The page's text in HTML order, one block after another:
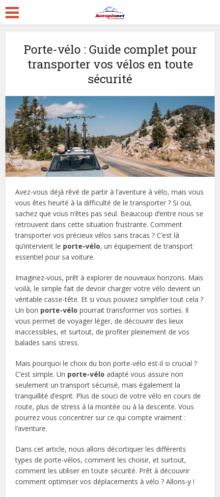
Porte-vélo : Guide complet pour
transporter vos vélos en toute
sécurité
Avez-vous déjà rêvé de partir à l’aventure à vélo, mais vous
vous êtes heurté à la difficulté de le transporter ? Si oui,
sachez que vous n’êtes pas seul. Beaucoup d’entre nous se
retrouvent dans cette situation frustrante. Comment
transporter vos précieux vélos sans tracas ? C’est là
qu’intervient le porte-vélo, un équipement de transport
essentiel pour sa voiture.
Imaginez-vous, prêt à explorer de nouveaux horizons. Mais
voilà, le simple fait de devoir charger votre vélo devient un
véritable casse-tête. Et si vous pouviez simplifier tout cela ?
Un bon porte-vélo pourrait transformer vos sorties. Il
vous permet de voyager léger, de découvrir des lieux
inaccessibles, et surtout, de profiter pleinement de vos
balades sans stress.
Mais pourquoi le choix du bon porte-vélo est-il si crucial ?
C’est simple. Un porte-vélo adapté vous assure non
seulement un transport sécurisé, mais également la
tranquillité d’esprit. Plus de souci de votre vélo en cours de
route, plus de stress à la montée ou à la descente. Vous
pourrez vous concentrer sur ce qui compte vraiment :
l’aventure.
Dans cet article, nous allons décortiquer les différents
types de porte-vélos, comment les choisir, et surtout,
comment les utiliser en toute sécurité. Prêt à découvrir
comment optimiser vos déplacements à vélo ? Allons-y !